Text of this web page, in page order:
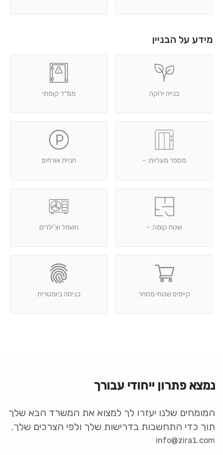
מידע על הבניין
בנייה ירוקה ממ״ד קומתי
מספר מעליות: - חניית אורחים
שטח קומה: - חשמל וצ'ילרים
קיימים שטחי מסחר כניסה ביומטרית
נמצא פתרון ייחודי עבורך
המומחים שלנו יעזרו לך למצוא את המשרד הבא שלך
תוך כדי התחשבות בדרישות שלך ולפי הצרכים שלך.
info@zira1.com